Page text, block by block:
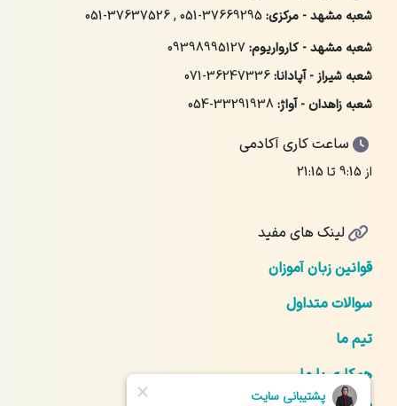
شعبه مشهد - مرکزی: 051-37669295
,
051-37637526
شعبه مشهد - کارواریوم:09398995127
شعبه شیراز - آپادانا:071-36247336
شعبه زاهدان - آواژ:054-33291938
ساعت کاری آکادمی
از 9:15 تا 21:15
لینک های مفید
قوانین زبان آموزان
سوالات متداول
تیم ما
همکاری با ما